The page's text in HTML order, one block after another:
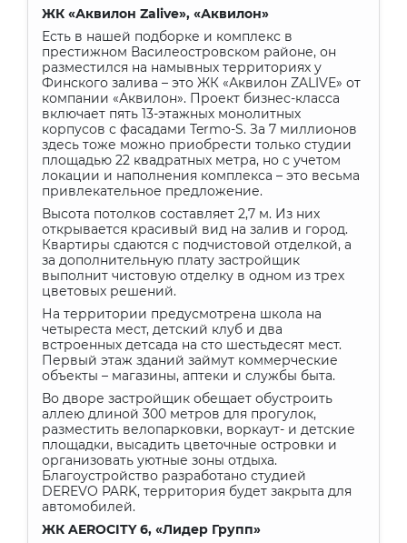
ЖК «Аквилон Zalive», «Аквилон»
Есть в нашей подборке и комплекс в
престижном Василеостровском районе, он
разместился на намывных территориях у
Финского залива – это ЖК «Аквилон ZALIVE» от
компании «Аквилон». Проект бизнес-класса
включает пять 13-этажных монолитных
корпусов с фасадами Termo-S. За 7 миллионов
здесь тоже можно приобрести только студии
площадью 22 квадратных метра, но с учетом
локации и наполнения комплекса – это весьма
привлекательное предложение.
Высота потолков составляет 2,7 м. Из них
открывается красивый вид на залив и город.
Квартиры сдаются с подчистовой отделкой, а
за дополнительную плату застройщик
выполнит чистовую отделку в одном из трех
цветовых решений.
На территории предусмотрена школа на
четыреста мест, детский клуб и два
встроенных детсада на сто шестьдесят мест.
Первый этаж зданий займут коммерческие
объекты – магазины, аптеки и службы быта.
Во дворе застройщик обещает обустроить
аллею длиной 300 метров для прогулок,
разместить велопарковки, воркаут- и детские
площадки, высадить цветочные островки и
организовать уютные зоны отдыха.
Благоустройство разработано студией
DEREVO PARK, территория будет закрыта для
автомобилей.
ЖК AEROCITY6, «Лидер Групп»